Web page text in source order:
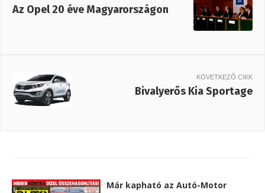
Az Opel 20 éve Magyarországon
KÖVETKEZŐ CIKK
Bivalyerős Kia Sportage
Már kapható az Autó-Motor